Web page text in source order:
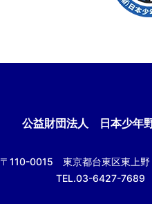
公益財団法人 日本少年
〒110-0015 東京都台東区東上
TEL.03-6427-7689